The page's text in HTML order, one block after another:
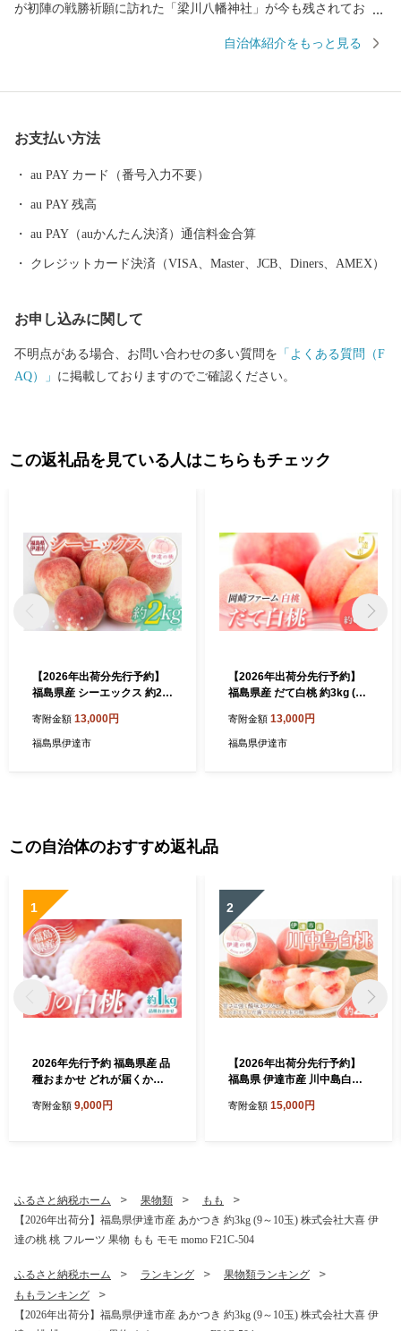
が初陣の戦勝祈願に訪れた「梁川八幡神社」が今も残されてお
高低差がある盆地特有の地形で、果物がおいしく育ち、現在は名
であふれています。
自治体紹介をもっと見る
お支払い方法
au PAY カード（番号入力不要）
au PAY 残高
au PAY（auかんたん決済）通信料金合算
クレジットカード決済（VISA、Master、JCB、Diners、AMEX）
お申し込みに関して
不明点がある場合、お問い合わせの多い質問を 「よくある質問（F
AQ）」 に掲載しておりますのでご確認ください。
この返礼品を見ている人はこちらもチェック
【2026年出荷分先行予約】
福島県産 シーエックス 約2k
伊達の桃 桃 フルーツ 果物 も
も モモ momo F21C-229
寄附金額 13,000円
福島県伊達市
【2026年出荷分先行予約】
福島県産 だて白桃 約3kg (6
桃 桃 フルーツ 果物 もも モ
モ momo F21C-007
寄附金額 13,000円
福島県伊達市
この自治体のおすすめ返礼品
1
2026年先行予約 福島県産 品
種おまかせ どれが届くかお
量限定 期間限定 桃 もも モモ
寄附金額 9,000円
2
【2026年出荷分先行予約】
福島県 伊達市産 川中島白桃
株式会社 伊達の桃 桃 フルー
寄附金額 15,000円
ふるさと納税ホーム 果物類
もも
【2026年出荷分】福島県伊達市産 あかつき 約3kg (9～10玉) 株式会社大喜 伊
達の桃 桃 フルーツ 果物 もも モモ momo F21C-504
ふるさと納税ホーム ランキング
果物類ランキング
ももランキング
【2026年出荷分】福島県伊達市産 あかつき 約3kg (9～10玉) 株式会社大喜 伊